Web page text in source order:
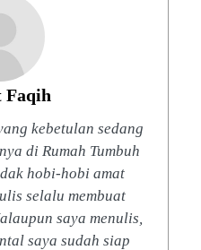
Faqih
kebetulan sedang
di Rumah Tumbuh
hobi-hobi amat
selalu membuat
saya menulis,
saya sudah siap